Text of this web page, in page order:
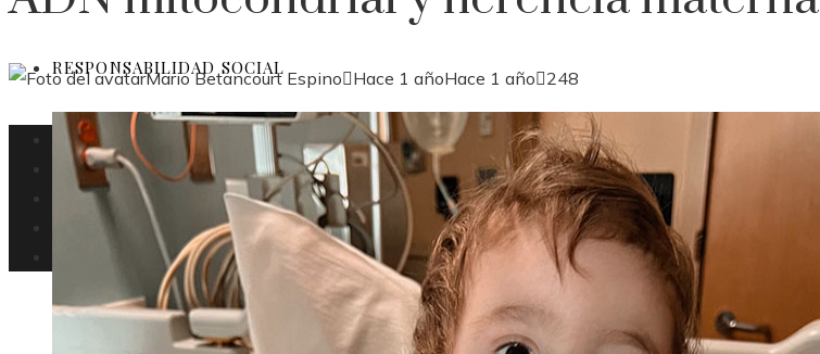
RESPONSABILIDAD SOCIAL
Panamá
Ciencia y tecnología
Inversiones y negocios
Cultura y ocio
Responsabilidad Social
Mario Betancourt Espino Hace 1 añoHace 1 año 248